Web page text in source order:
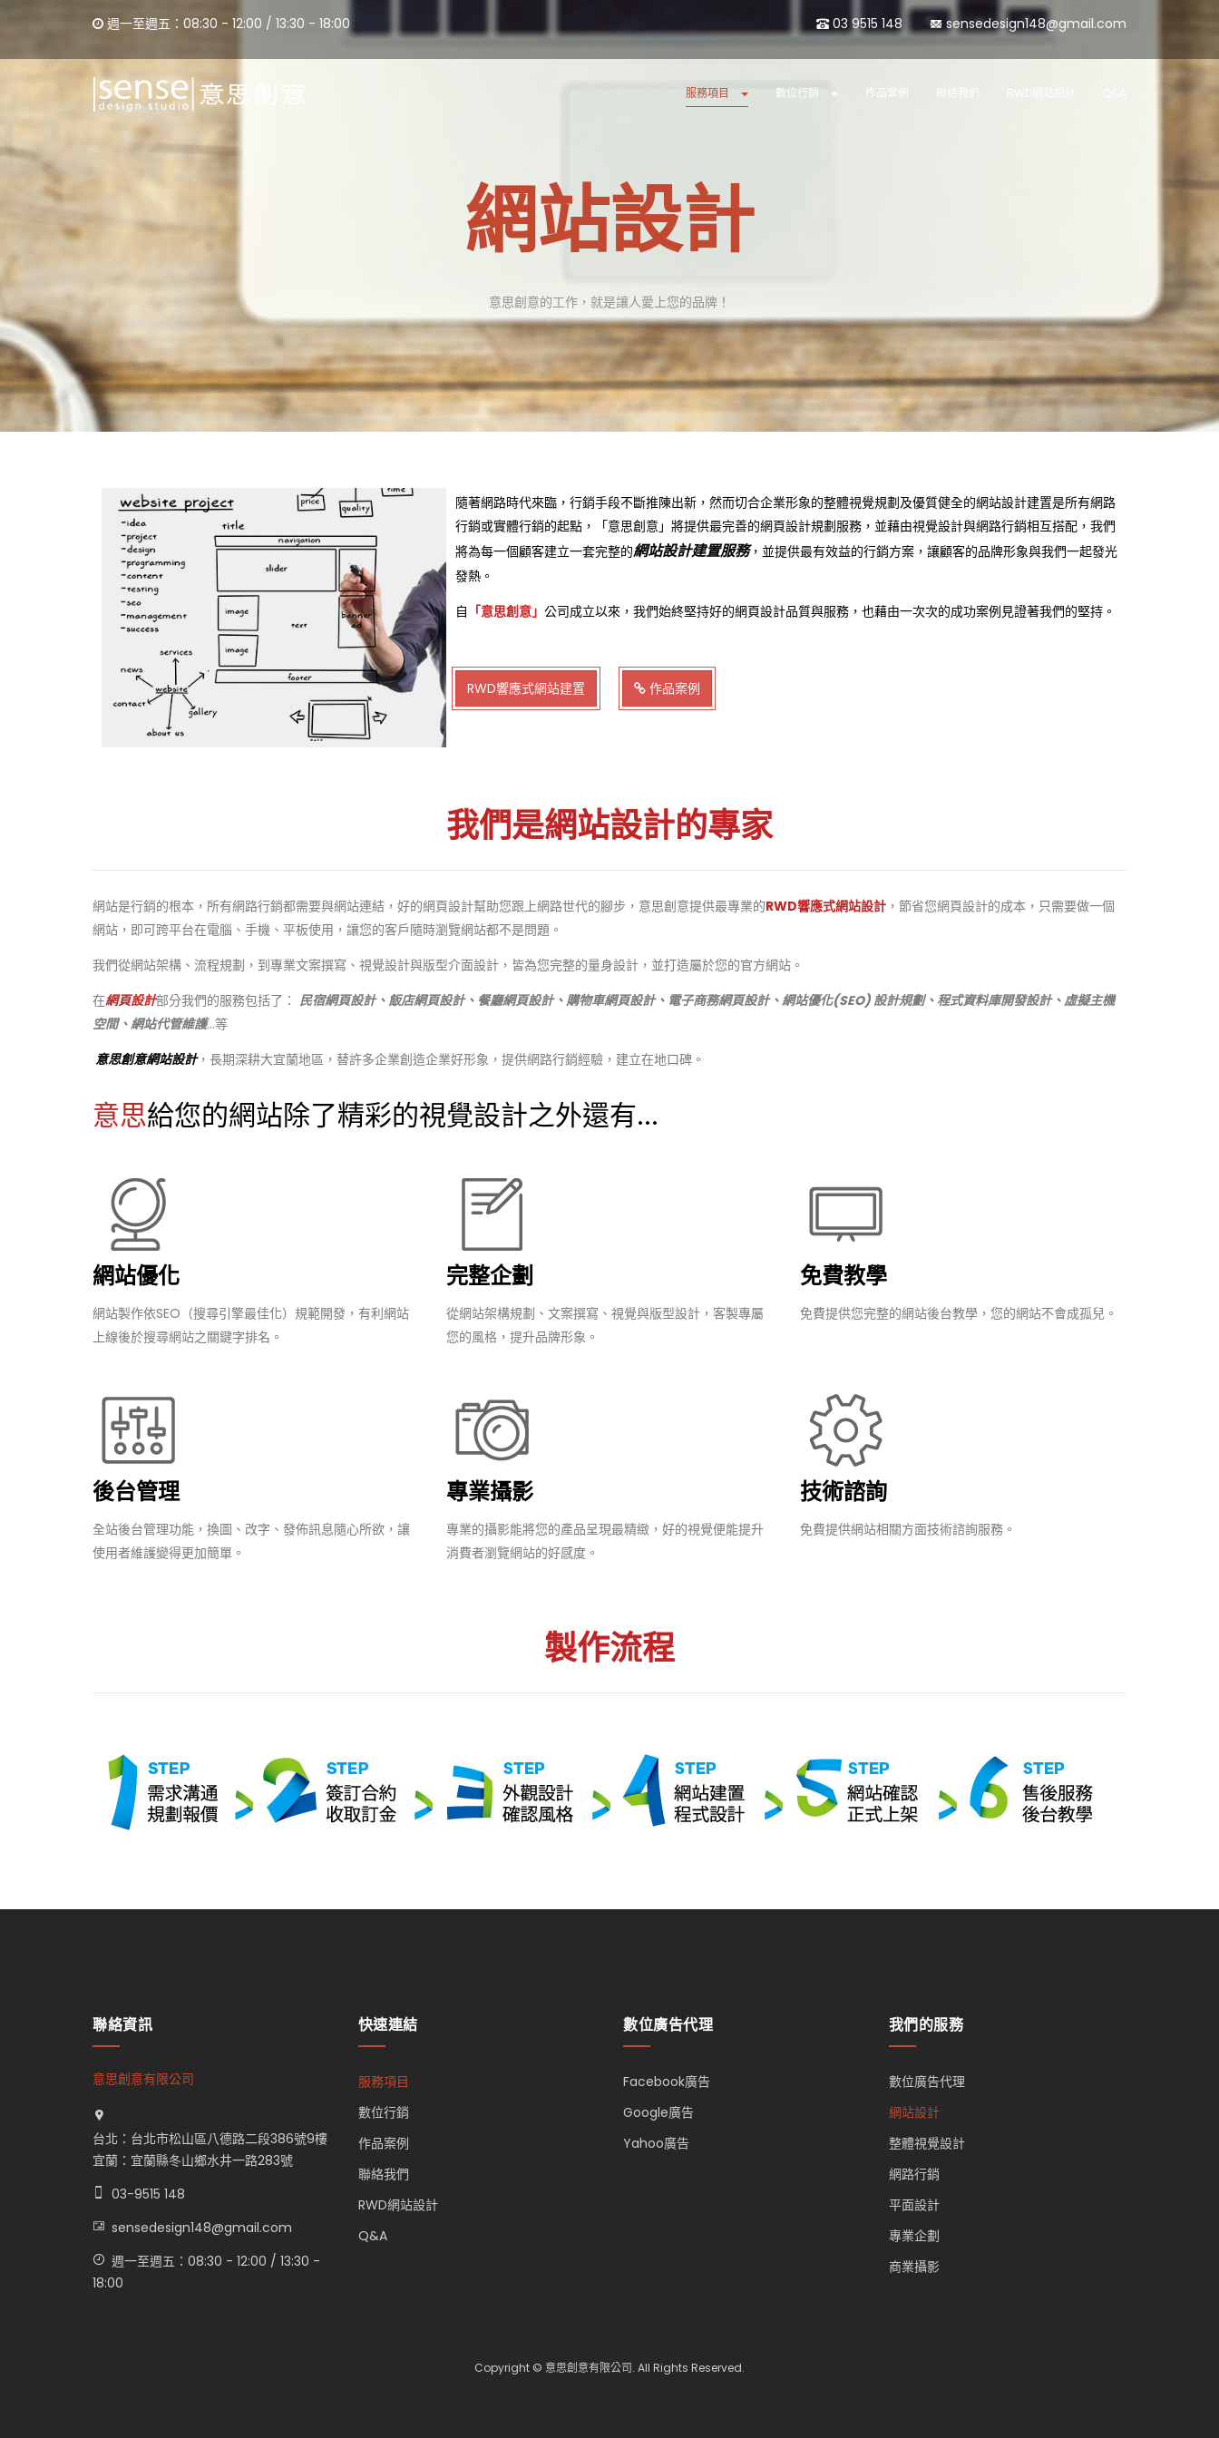
週一至週五：08:30 - 12:00 / 13:30 - 18:00 03 9515 148 sensedesign148@gmail.com
服務項目 數位行銷 作品案例 聯絡我們 RWD網站設計
網站設計
意思創意的工作，就是讓人愛上您的品牌！
隨著網路時代來臨，行銷手段不斷推陳出新，然而切合企業形象的整體視覺規劃及優質健全的網站設計建置是所有網路
行銷或實體行銷的起點，「意思創意」將提供最完善的網頁設計規劃服務，並藉由視覺設計與網路行銷相互搭配，我們
將為每一個顧客建立一套完整的網站設計建置服務，並提供最有效益的行銷方案，讓顧客的品牌形象與我們一起發光
發熱。
自 「意思創意」 公司成立以來，我們始終堅持好的網頁設計品質與服務，也藉由一次次的成功案例見證著我們的堅持。
RWD響應式網站建置 作品案例
我們是網站設計的專家
網站是行銷的根本，所有網路行銷都需要與網站連結，好的網頁設計幫助您跟上網路世代的腳步，意思創意提供最專業的RWD響應式網站設計 ，節省您網頁設計的成本，只需要做一個
網站，即可跨平台在電腦、手機、平板使用，讓您的客戶隨時瀏覽網站都不是問題。
我們從網站架構、流程規劃，到專業文案撰寫、視覺設計與版型介面設計，皆為您完整的量身設計，並打造屬於您的官方網站。
在網頁設計部分我們的服務包括了： 民宿網頁設計、飯店網頁設計、餐廳網頁設計、購物車網頁設計、電子商務網頁設計、網站優化(SEO) 設計規劃、程式資料庫開發設計、虛擬主機
空間、網站代管維護...等
意思創意網站設計，長期深耕大宜蘭地區，替許多企業創造企業好形象，提供網路行銷經驗，建立在地口碑。
意思給您的網站除了精彩的視覺設計之外還有...
網站優化
網站製作依SEO（搜尋引擎最佳化）規範開發，有利網站
上線後於搜尋網站之關鍵字排名。
完整企劃
從網站架構規劃、文案撰寫、視覺與版型設計，客製專屬
您的風格，提升品牌形象。
免費教學
免費提供您完整的網站後台教學，您的網站不會成孤兒。
後台管理
全站後台管理功能，換圖、改字、發佈訊息隨心所欲，讓
使用者維護變得更加簡單。
專業攝影
專業的攝影能將您的產品呈現最精緻，好的視覺便能提升
消費者瀏覽網站的好感度。
技術諮詢
免費提供網站相關方面技術諮詢服務。
製作流程
聯絡資訊
意思創意有限公司
台北：台北市松山區八德路二段386號9樓
宜蘭：宜蘭縣冬山鄉水井一路283號
03-9515 148
sensedesign148@gmail.com
週一至週五：08:30 - 12:00 / 13:30 -
18:00
快速連結
服務項目
數位行銷
作品案例
聯絡我們
RWD網站設計
Q&A
數位廣告代理
Facebook廣告
Google廣告
Yahoo廣告
我們的服務
數位廣告代理
網站設計
整體視覺設計
網路行銷
平面設計
專業企劃
商業攝影
Copyright © 意思創意有限公司. All Rights Reserved.